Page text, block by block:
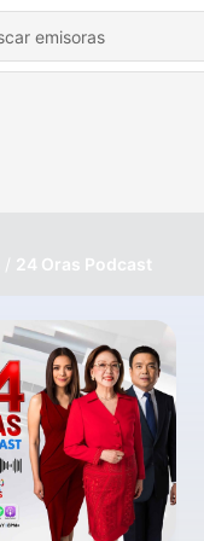
24 Oras Podcast